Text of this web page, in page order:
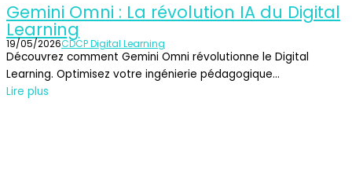
Gemini Omni : La révolution IA du Digital
Learning
19/05/2026CDCP Digital Learning
Découvrez comment Gemini Omni révolutionne le Digital
Learning. Optimisez votre ingénierie pédagogique...
Lire plus